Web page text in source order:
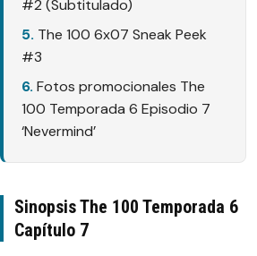
#2 (Subtitulado)
The 100 6x07 Sneak Peek
#3
Fotos promocionales The
100 Temporada 6 Episodio 7
‘Nevermind’
Sinopsis The 100 Temporada 6
Capítulo 7